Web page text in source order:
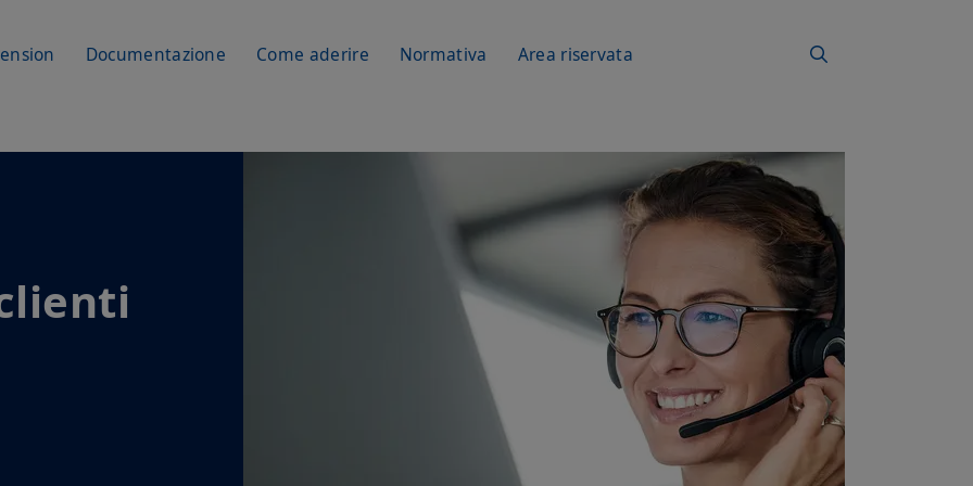
Documentazione Come aderire Normativa Area riservata